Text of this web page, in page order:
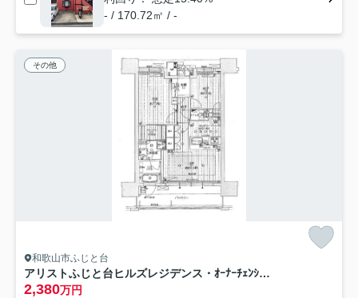
- / 170.72㎡ / -
その他
和歌山市ふじと台
アリストふじと台ヒルズレジデンス・ｵｰﾅｰﾁｪﾝｼﾞ・72301
2,380万円